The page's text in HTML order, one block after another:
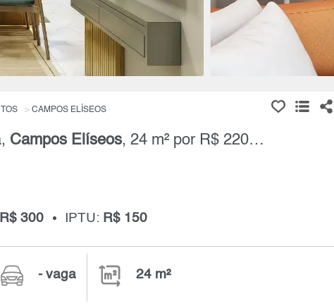
CAMPOS ELÍSEOS
Campos Elíseos, 24 m² por R$ 220.000,00
R$ 300 IPTU: R$ 150
- vaga 24 m²